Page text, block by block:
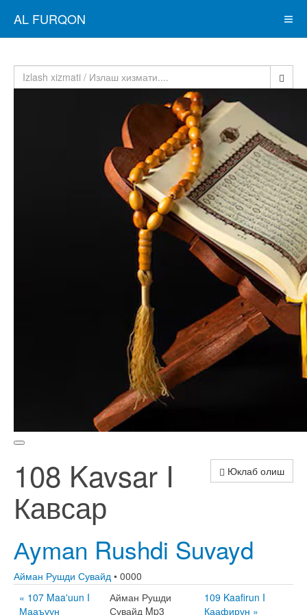
AL FURQON
Юклаб олиш
108 Kavsar I
Кавсар
Аyman Rushdi Suvayd
Айман Рушди Сувайд • 0000
« 107 Maa'uun I
Мааъуун
Айман Рушди
Сувайд Mp3
109 Kaafirun I
Каафирун »